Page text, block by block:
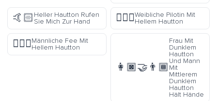
🤙🏻Heller Hautton Rufen
Sie Mich Zur Hand
👩🏻‍✈️Weibliche Pilotin Mit
Hellem Hautton
🧚🏻‍♂️Männliche Fee Mit
Hellem Hautton
👩🏿‍🤝‍👨🏾
Frau Mit
Dunklem
Hautton
Und Mann
Mit
Mittlerem
Dunklem
Hautton
Hält Hände